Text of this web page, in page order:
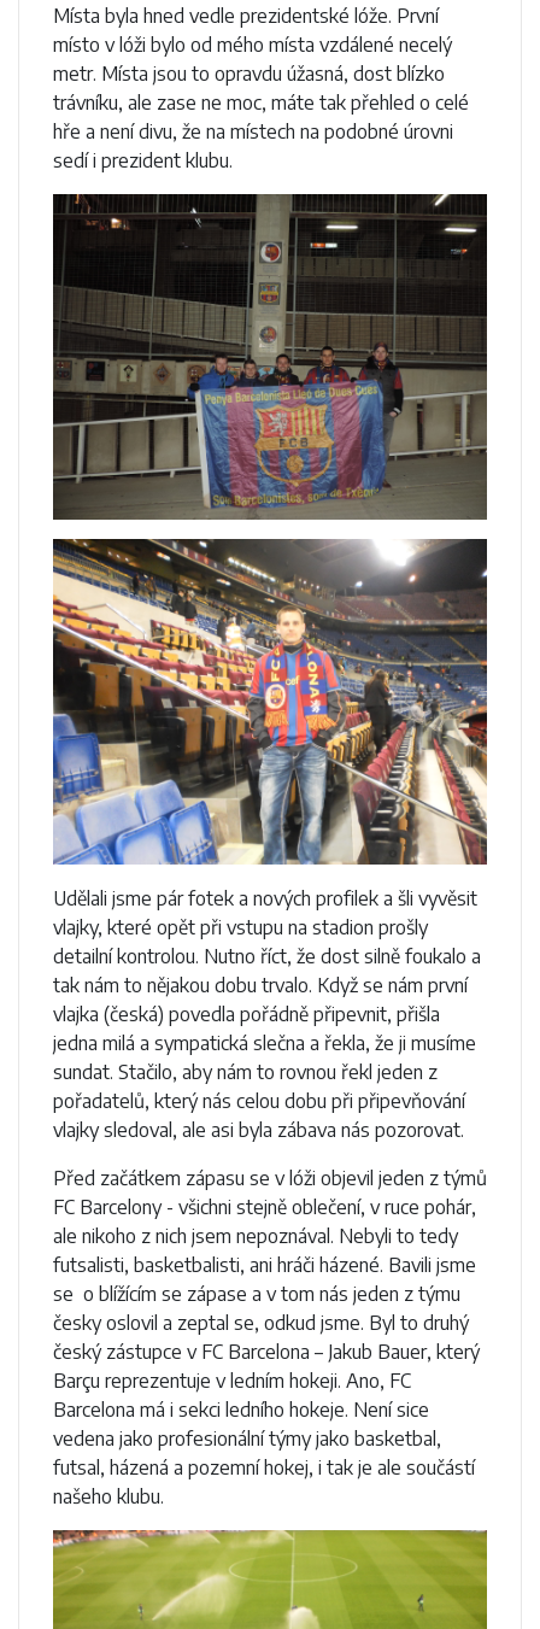
Místa byla hned vedle prezidentské lóže. První
místo v lóži bylo od mého místa vzdálené necelý
metr. Místa jsou to opravdu úžasná, dost blízko
trávníku, ale zase ne moc, máte tak přehled o celé
hře a není divu, že na místech na podobné úrovni
sedí i prezident klubu.
Udělali jsme pár fotek a nových profilek a šli vyvěsit
vlajky, které opět při vstupu na stadion prošly
detailní kontrolou. Nutno říct, že dost silně foukalo a
tak nám to nějakou dobu trvalo. Když se nám první
vlajka (česká) povedla pořádně připevnit, přišla
jedna milá a sympatická slečna a řekla, že ji musíme
sundat. Stačilo, aby nám to rovnou řekl jeden z
pořadatelů, který nás celou dobu při připevňování
vlajky sledoval, ale asi byla zábava nás pozorovat.
Před začátkem zápasu se v lóži objevil jeden z týmů
FC Barcelony - všichni stejně oblečení, v ruce pohár,
ale nikoho z nich jsem nepoznával. Nebyli to tedy
futsalisti, basketbalisti, ani hráči házené. Bavili jsme
se o blížícím se zápase a v tom nás jeden z týmu
česky oslovil a zeptal se, odkud jsme. Byl to druhý
český zástupce v FC Barcelona – Jakub Bauer, který
Barçu reprezentuje v ledním hokeji. Ano, FC
Barcelona má i sekci ledního hokeje. Není sice
vedena jako profesionální týmy jako basketbal,
futsal, házená a pozemní hokej, i tak je ale součástí
našeho klubu.